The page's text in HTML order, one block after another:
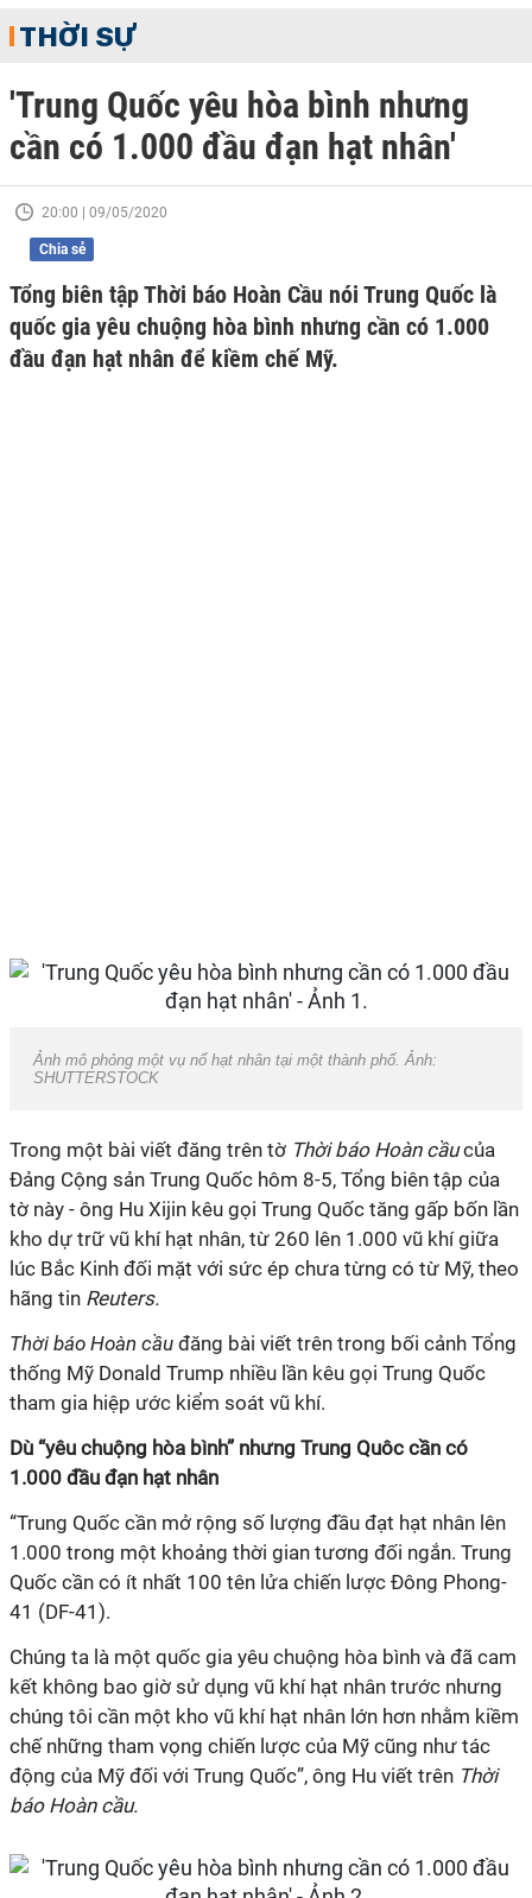
THỜI SỰ
'Trung Quốc yêu hòa bình nhưng
cần có 1.000 đầu đạn hạt nhân'
20:00 | 09/05/2020
Chia sẻ
Tổng biên tập Thời báo Hoàn Cầu nói Trung Quốc là
quốc gia yêu chuộng hòa bình nhưng cần có 1.000
đầu đạn hạt nhân để kiềm chế Mỹ.
Ảnh mô phỏng một vụ nổ hạt nhân tại một thành phố. Ảnh:
SHUTTERSTOCK
Trong một bài viết đăng trên tờ Thời báo Hoàn cầucủa
Đảng Cộng sản Trung Quốc hôm 8-5, Tổng biên tập của
tờ này - ông Hu Xijin kêu gọi Trung Quốc tăng gấp bốn lần
kho dự trữ vũ khí hạt nhân, từ 260 lên 1.000 vũ khí giữa
lúc Bắc Kinh đối mặt với sức ép chưa từng có từ Mỹ, theo
hãng tin Reuters.
Thời báo Hoàn cầu đăng bài viết trên trong bối cảnh Tổng
thống Mỹ Donald Trump nhiều lần kêu gọi Trung Quốc
tham gia hiệp ước kiểm soát vũ khí.
Dù “yêu chuộng hòa bình” nhưng Trung Quôc cần có
1.000 đầu đạn hạt nhân
“Trung Quốc cần mở rộng số lượng đầu đạt hạt nhân lên
1.000 trong một khoảng thời gian tương đối ngắn. Trung
Quốc cần có ít nhất 100 tên lửa chiến lược Đông Phong-
41 (DF-41).
Chúng ta là một quốc gia yêu chuộng hòa bình và đã cam
kết không bao giờ sử dụng vũ khí hạt nhân trước nhưng
chúng tôi cần một kho vũ khí hạt nhân lớn hơn nhằm kiềm
chế những tham vọng chiến lược của Mỹ cũng như tác
động của Mỹ đối với Trung Quốc”, ông Hu viết trên Thời
báo Hoàn cầu.